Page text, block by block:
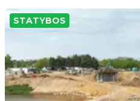
STATYBOS